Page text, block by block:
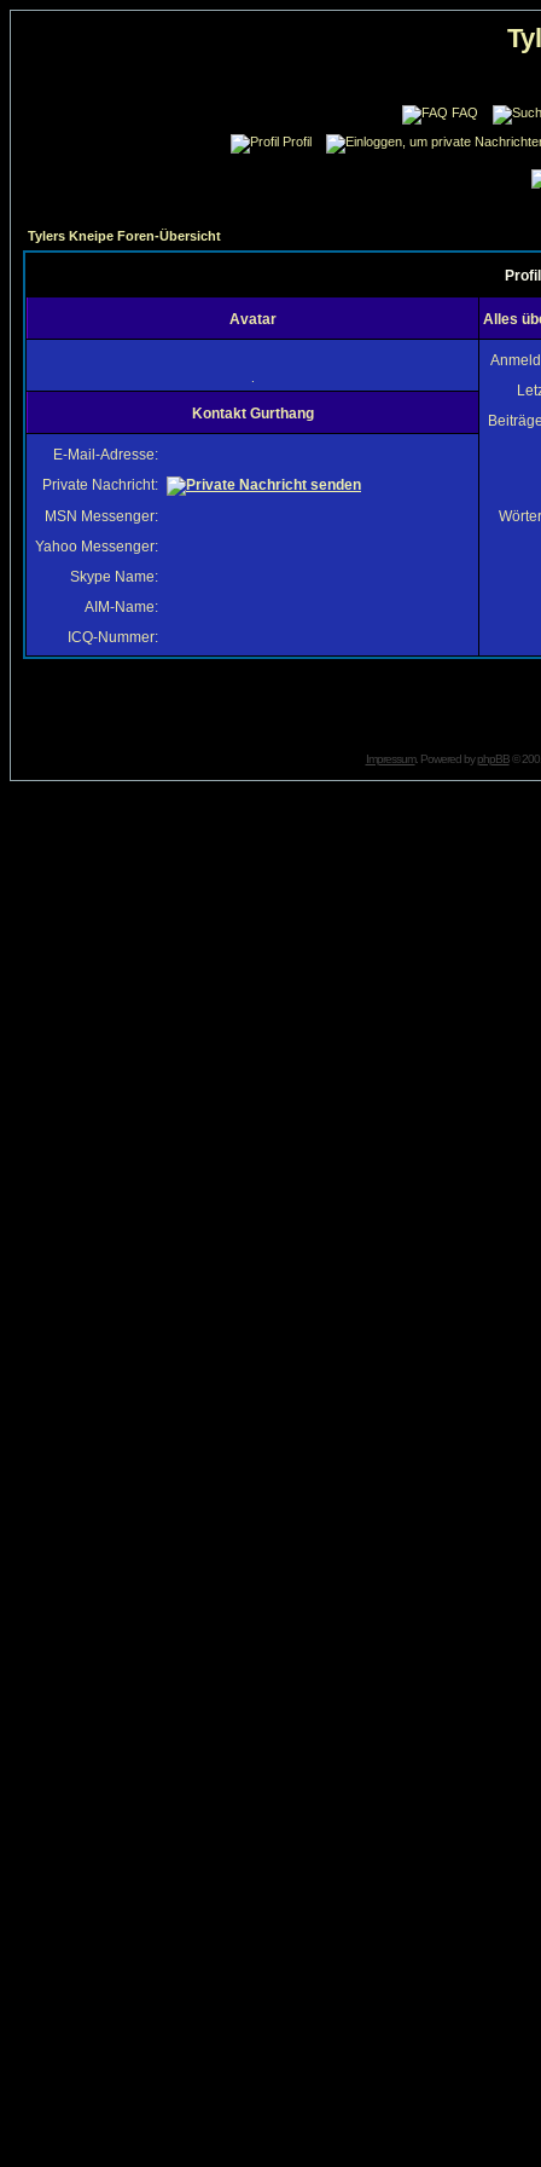
FAQ
Profil
Tylers Kneipe Foren-Übersicht
Avatar Alles
Kontakt Gurthang
E-Mail-Adresse:
Private Nachricht:
MSN Messenger:
Yahoo Messenger:
Skype Name:
AIM-Name:
ICQ-Nummer:
Impressum. Powered byphpBB©